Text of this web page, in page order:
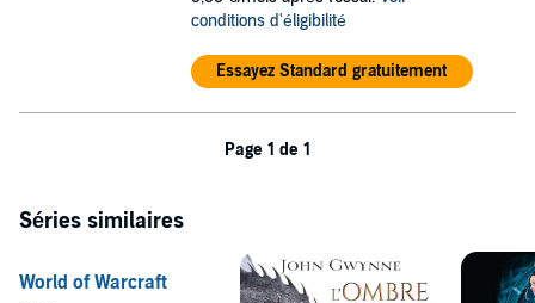
conditions d'éligibilité
Essayez Standard gratuitement
Page 1 de 1
Séries similaires
World of Warcraft